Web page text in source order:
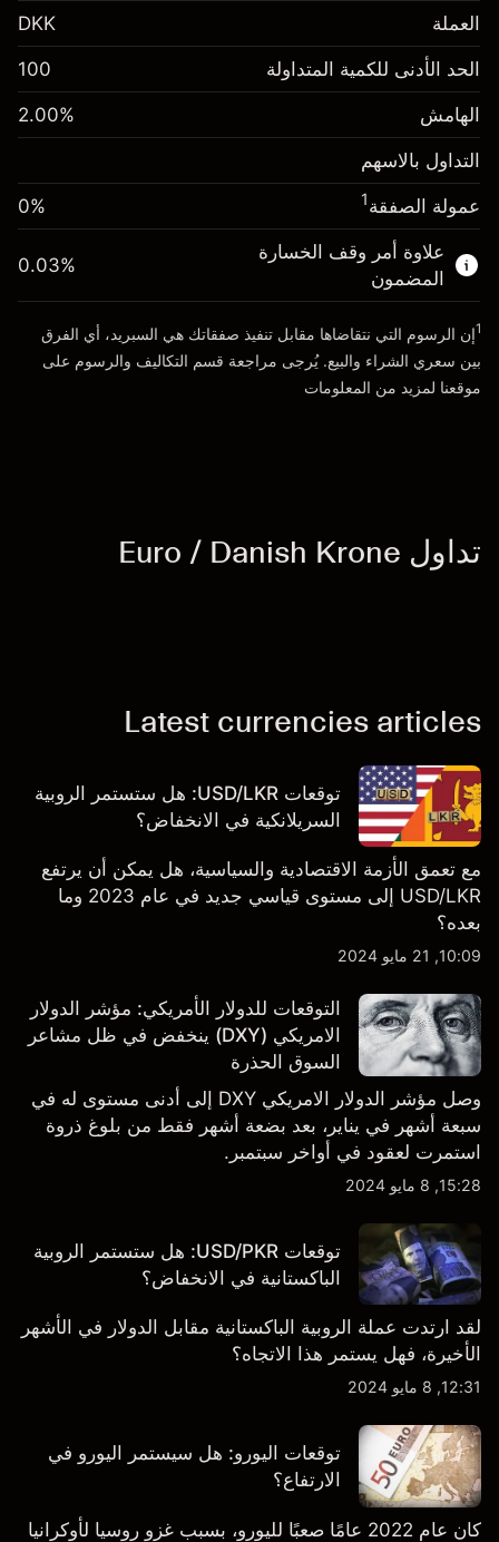
الهامش. استثمارك DKK 1,000.00
رسم المبيت -0.00279%
(-DKK 1.40)
حجم التداول مع الرافعة المالية ~
$
DKK 50,000.00
المال من الرافعة المالية ~
الذهاب إلى المنصة
الهامش. استثمارك DKK 1,000.00
رسم المبيت -0.00543%
حجم التداول مع الرافعة المالية ~
$
DKK 50,000.00
المال من الرافعة المالية ~
العملة DKK
الحد الأدنى للكمية المتداولة 100
الهامش 2.00%
التداول بالاسهم
عمولة الصفقة1
0%
علاوة أمر وقف الخسارة
المضمون
0.03%
1إن الرسوم التي نتقاضاها مقابل تنفيذ صفقاتك هي السبريد، أي الفرق
بين سعري الشراء والبيع. يُرجى مراجعة قسم التكاليف والرسوم على
موقعنا لمزيد من المعلومات
تداول Euro / Danish Krone
Latest currencies articles
توقعات USD/LKR: هل ستستمر الروبية
السريلانكية في الانخفاض؟
مع تعمق الأزمة الاقتصادية والسياسية، هل يمكن أن يرتفع
USD/LKR إلى مستوى قياسي جديد في عام 2023 وما
بعده؟
10:09, 21 مايو 2024
التوقعات للدولار الأمريكي: مؤشر الدولار
الامريكي (DXY) ينخفض في ظل مشاعر
السوق الحذرة
وصل مؤشر الدولار الامريكي DXY إلى أدنى مستوى له في
سبعة أشهر في يناير، بعد بضعة أشهر فقط من بلوغ ذروة
استمرت لعقود في أواخر سبتمبر.
15:28, 8 مايو 2024
توقعات USD/PKR: هل ستستمر الروبية
الباكستانية في الانخفاض؟
لقد ارتدت عملة الروبية الباكستانية مقابل الدولار في الأشهر
الأخيرة، فهل يستمر هذا الاتجاه؟
12:31, 8 مايو 2024
توقعات اليورو: هل سيستمر اليورو في
الارتفاع؟
كان عام 2022 عامًا صعبًا لليورو، بسبب غزو روسيا لأوكرانيا